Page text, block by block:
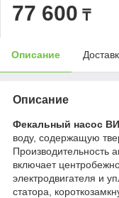
77 600 ₸
Описание
Описание
Фекальный насос
воду, содержащую
Производительность
включает
электродвигателя и
статора,